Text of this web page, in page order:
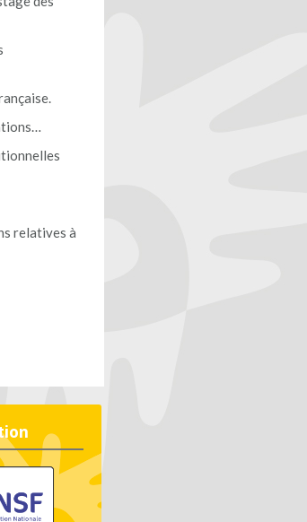
relatives à